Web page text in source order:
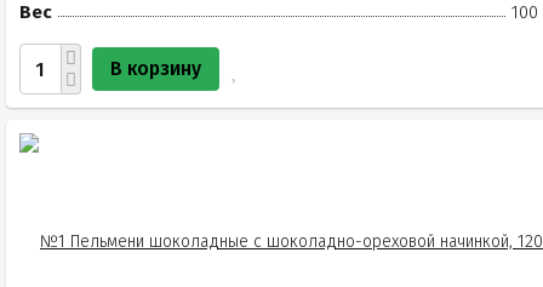
Вес
100
В корзину